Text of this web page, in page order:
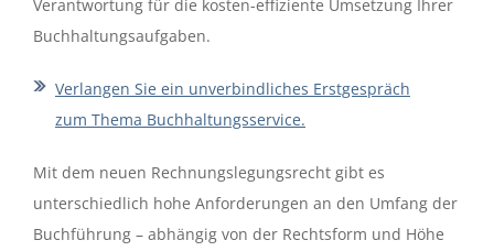
Verantwortung für die kosten-effiziente Umsetzung Ihrer
Buchhaltungsaufgaben.
Verlangen Sie ein unverbindliches Erstgespräch
zum Thema Buchhaltungsservice.
Mit dem neuen Rechnungslegungsrecht gibt es
unterschiedlich hohe Anforderungen an den Umfang der
Buchführung – abhängig von der Rechtsform und Höhe